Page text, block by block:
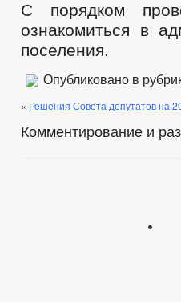
С порядком
ознакомиться в
поселения.
Опубликовано в
« Решения Совета депутатов на
Комментирование и